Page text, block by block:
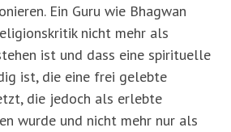
Ein Guru wie Bhagwan
nicht mehr als
ist und dass eine spirituelle
ist, die eine frei gelebte
die jedoch als erlebte
wurde und nicht mehr nur als